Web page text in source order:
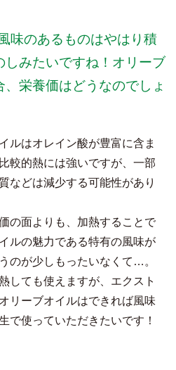
味のあるものはやはり積
しみたいですね！オリーブ
栄養価はどうなのでしょ
ルはオレイン酸が豊富に含ま
較的熱には強いですが、一部
などは減少する可能性があり
の面よりも、加熱することで
ルの魅力である特有の風味が
のが少しもったいなくて…。
しても使えますが、エクスト
リーブオイルはできれば風味
で使っていただきたいです！